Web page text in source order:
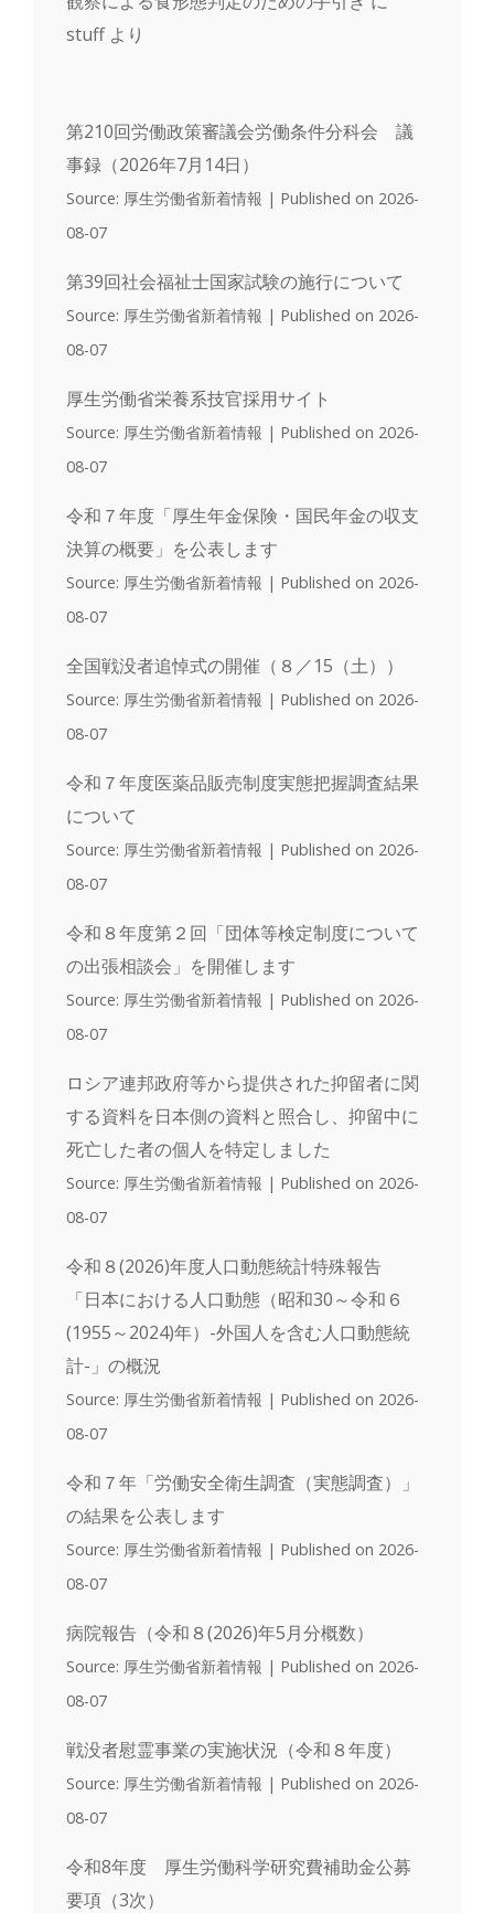
stuffより
第210回労働政策審議会労働条件分科会 議
事録（2026年7月14日）
Source: 厚生労働省新着情報
Published on 2026-
08-07
第39回社会福祉士国家試験の施行について
Source: 厚生労働省新着情報
Published on 2026-
08-07
厚生労働省栄養系技官採用サイト
Source: 厚生労働省新着情報
Published on 2026-
08-07
令和７年度「厚生年金保険・国民年金の収支
決算の概要」を公表します
Source: 厚生労働省新着情報
Published on 2026-
08-07
全国戦没者追悼式の開催（８／15（土））
Source: 厚生労働省新着情報
Published on 2026-
08-07
令和７年度医薬品販売制度実態把握調査結果
について
Source: 厚生労働省新着情報
Published on 2026-
08-07
令和８年度第２回「団体等検定制度について
の出張相談会」を開催します
Source: 厚生労働省新着情報
Published on 2026-
08-07
ロシア連邦政府等から提供された抑留者に関
する資料を日本側の資料と照合し、抑留中に
死亡した者の個人を特定しました
Source: 厚生労働省新着情報
Published on 2026-
08-07
令和８(2026)年度人口動態統計特殊報告
「日本における人口動態（昭和30～令和６
(1955～2024)年）-外国人を含む人口動態統
計-」の概況
Source: 厚生労働省新着情報
Published on 2026-
08-07
令和７年「労働安全衛生調査（実態調査）」
の結果を公表します
Source: 厚生労働省新着情報
Published on 2026-
08-07
病院報告（令和８(2026)年5月分概数）
Source: 厚生労働省新着情報
Published on 2026-
08-07
戦没者慰霊事業の実施状況（令和８年度）
Source: 厚生労働省新着情報
Published on 2026-
08-07
令和8年度 厚生労働科学研究費補助金公募
要項（3次）